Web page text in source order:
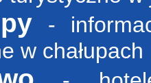
-
w chałupach